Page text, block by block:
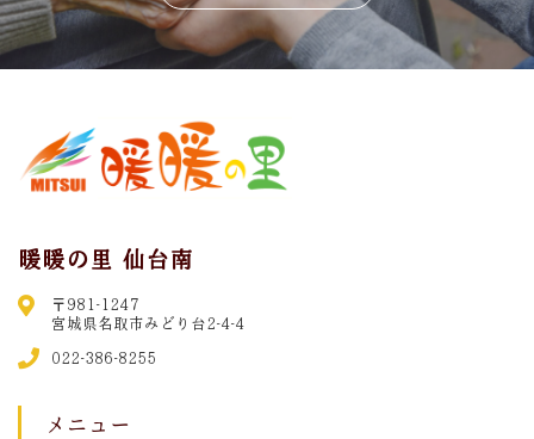
暖暖の里 仙台南
〒981-1247
宮城県名取市みどり台2-4-4
022-386-8255
メニュー